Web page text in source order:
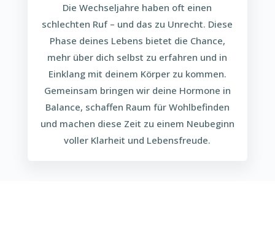
Die Wechseljahre haben oft einen
schlechten Ruf – und das zu Unrecht. Diese
Phase deines Lebens bietet die Chance,
mehr über dich selbst zu erfahren und in
Einklang mit deinem Körper zu kommen.
Gemeinsam bringen wir deine Hormone in
Balance, schaffen Raum für Wohlbefinden
und machen diese Zeit zu einem Neubeginn
voller Klarheit und Lebensfreude.